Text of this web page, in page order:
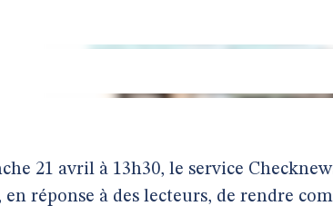
21 avril à 13h30, le service
en réponse à des lecteurs, de rendre